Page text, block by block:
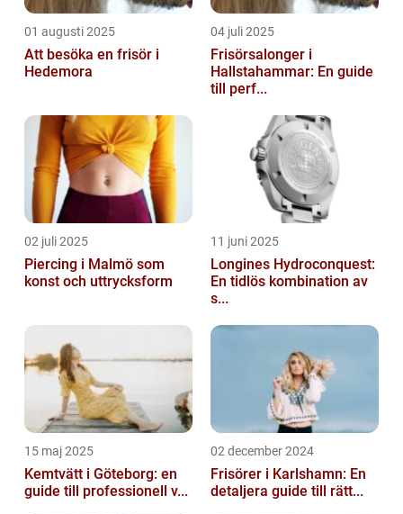
01 augusti 2025
Att besöka en frisör i
Hedemora
04 juli 2025
Frisörsalonger i
Hallstahammar: En guide
till perf...
02 juli 2025
Piercing i Malmö som
konst och uttrycksform
11 juni 2025
Longines Hydroconquest:
En tidlös kombination av
s...
15 maj 2025
Kemtvätt i Göteborg: en
guide till professionell v...
02 december 2024
Frisörer i Karlshamn: En
detaljera guide till rätt...